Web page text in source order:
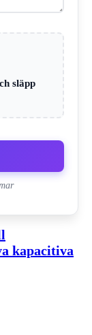
släpp
kapacitiva